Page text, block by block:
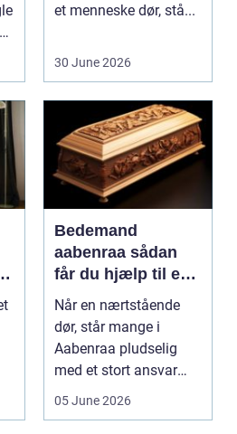
et menneske dør, stå...
30 June 2026
Bedemand
aabenraa sådan
får du hjælp til en
værdig afsked
Når en nærtstående
dør, står mange i
Aabenraa pludselig
med et stort ansvar
05 June 2026